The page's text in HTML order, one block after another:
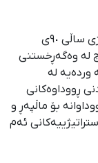
ئاژانسی هەواڵدەریی کوردستان، لە ١ی گەلاوێژی ساڵی ٩٠ی
لە وەگەڕخستنی
وردەیە لە
ڕووداوەكانی
بۆ ماڵپەڕ و
ئەم